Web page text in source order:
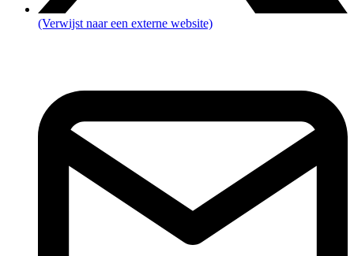
(Verwijst naar een externe website)